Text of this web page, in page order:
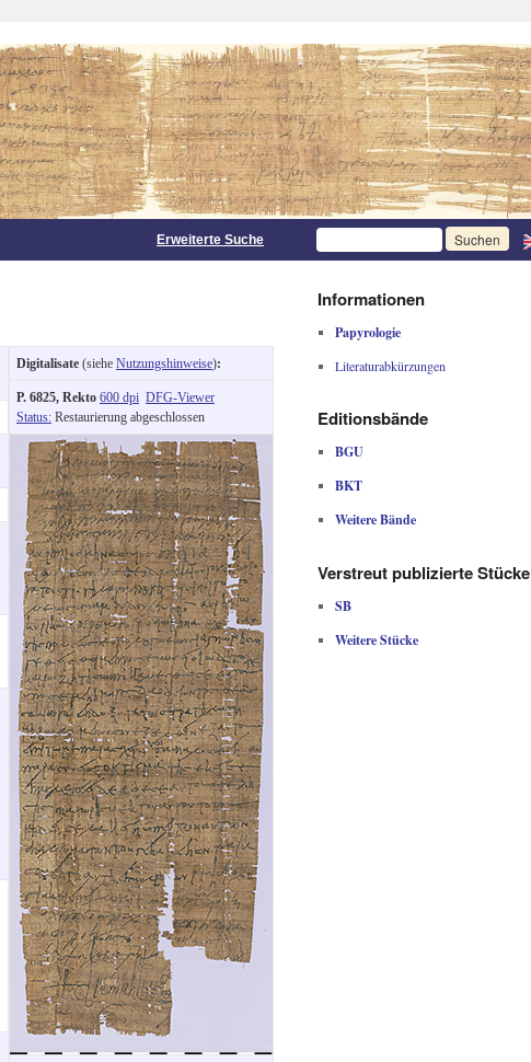
Erweiterte Suche
Digitalisate (siehe Nutzungshinweise):
P. 6825, Rekto 600 dpi DFG-Viewer
Status: Restaurierung abgeschlossen
Informationen
Papyrologie
Literaturabkürzungen
Editionsbände
BGU
BKT
Weitere Bände
Verstreut publizierte Stücke
SB
Weitere Stücke